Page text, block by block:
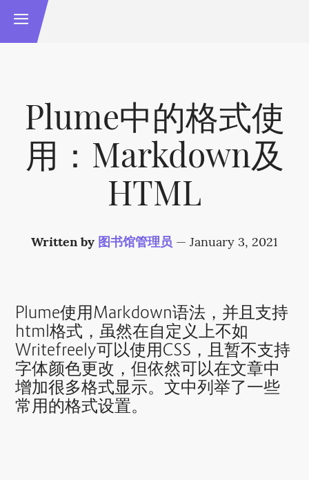
Plume中的格式使
用：Markdown及
HTML
Written by 图书馆管理员 — January 3, 2021
Plume使用Markdown语法，并且支持
html格式，虽然在自定义上不如
Writefreely可以使用CSS，且暂不支持
字体颜色更改，但依然可以在文章中
增加很多格式显示。文中列举了一些
常用的格式设置。